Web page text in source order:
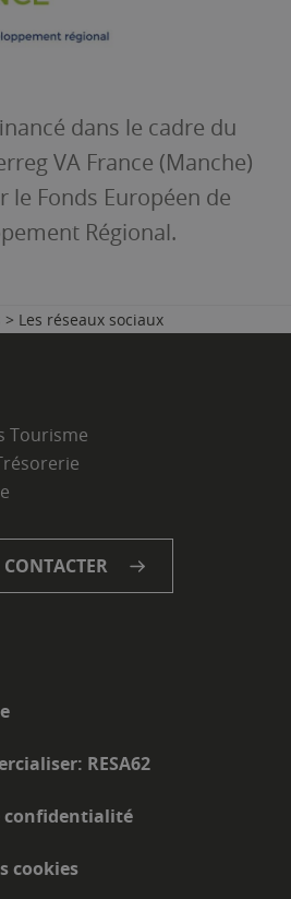
dans le cadre du
VA France (Manche)
le Fonds Européen de
Régional.
> Les réseaux sociaux
Tourisme
RESA62
confidentialité
cookies